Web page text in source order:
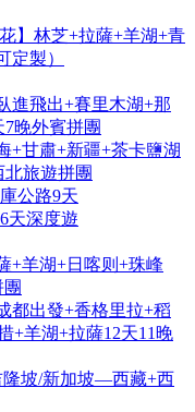
】林芝+拉薩+羊湖+青
定製）
進飛出+賽里木湖+那
晚外賓拼團
+甘肅+新疆+茶卡鹽湖
北旅遊拼團
公路9天
天深度遊
+羊湖+日喀则+珠峰
都出發+香格里拉+稻
+羊湖+拉薩12天11晚
隆坡/新加坡—西藏+西